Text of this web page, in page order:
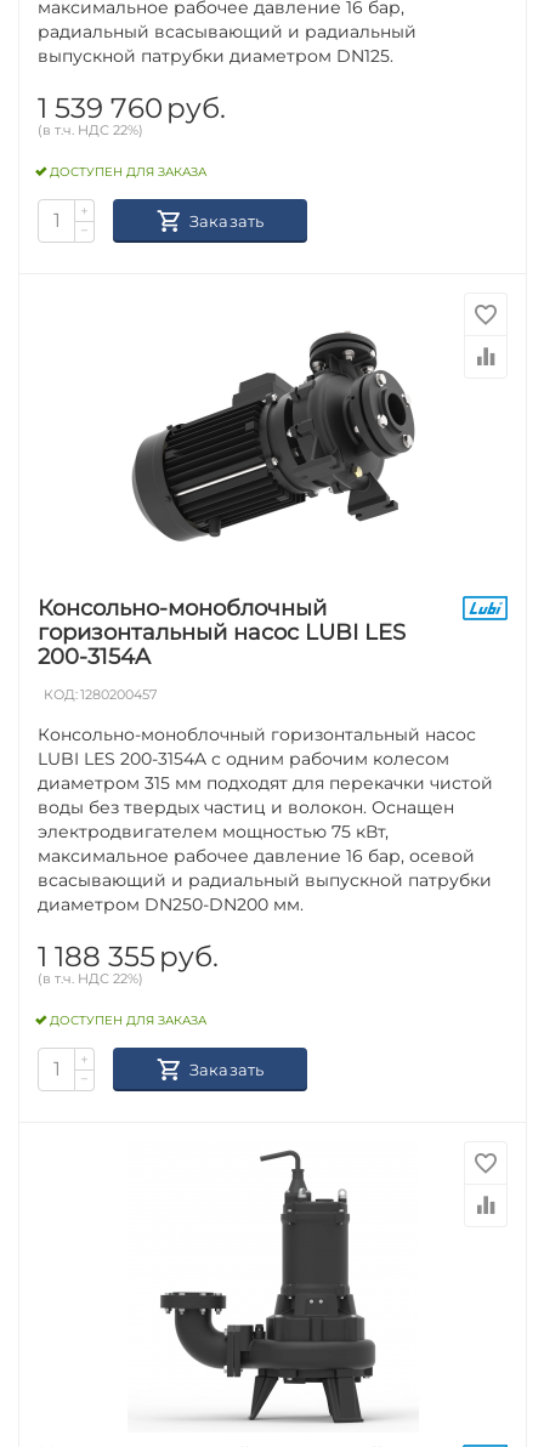
максимальное рабочее давление 16 бар,
радиальный всасывающий и радиальный
выпускной патрубки диаметром DN125.
1 539 760 руб.
(в т.ч. НДС 22%)
ДОСТУПЕН ДЛЯ ЗАКАЗА
+
−
Заказать
Консольно-моноблочный
горизонтальный насос LUBI LES
200-3154A
КОД:1280200457
Консольно-моноблочный горизонтальный насос
LUBI LES 200-3154A с одним рабочим колесом
диаметром 315 мм подходят для перекачки чистой
воды без твердых частиц и волокон. Оснащен
электродвигателем мощностью 75 кВт,
максимальное рабочее давление 16 бар, осевой
всасывающий и радиальный выпускной патрубки
диаметром DN250-DN200 мм.
1 188 355 руб.
(в т.ч. НДС 22%)
ДОСТУПЕН ДЛЯ ЗАКАЗА
+
−
Заказать